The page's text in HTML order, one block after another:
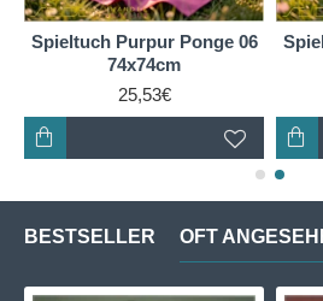
Spieltuch Purpur Ponge 06
74x74cm
25,53€
BESTSELLER OFT